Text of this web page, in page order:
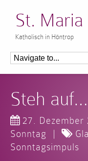
St. Maria
Katholisch in Höntrop
Steh auf…
27. Dezember
Sonntag
|
Sonntagsimpuls